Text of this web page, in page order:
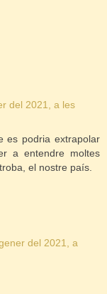
del 2021, a les
es podria extrapolar
a entendre moltes
el nostre país.
del 2021, a